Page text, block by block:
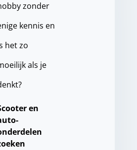
zonder
kennis en
het zo
als je
en